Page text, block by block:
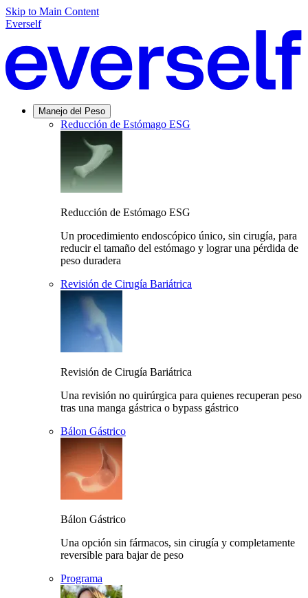
Skip to Main Content
Everself
Manejo del Peso
Reducción de Estómago ESG
Reducción de Estómago ESG
Un procedimiento endoscópico único, sin cirugía, para
reducir el tamaño del estómago y lograr una pérdida de
peso duradera
Revisión de Cirugía Bariátrica
Revisión de Cirugía Bariátrica
Una revisión no quirúrgica para quienes recuperan peso
tras una manga gástrica o bypass gástrico
Bálon Gástrico
Bálon Gástrico
Una opción sin fármacos, sin cirugía y completamente
reversible para bajar de peso
Programa